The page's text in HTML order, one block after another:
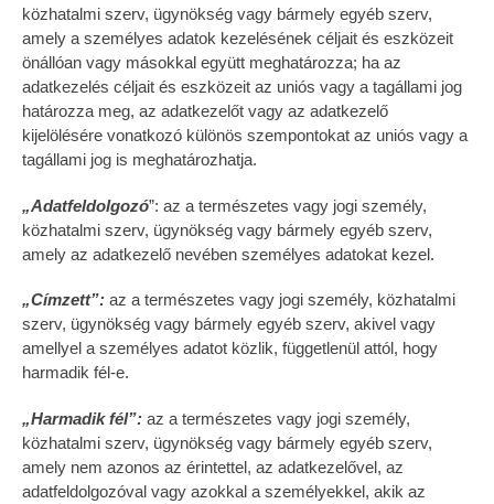
közhatalmi szerv, ügynökség vagy bármely egyéb szerv,
amely a személyes adatok kezelésének céljait és eszközeit
önállóan vagy másokkal együtt meghatározza; ha az
adatkezelés céljait és eszközeit az uniós vagy a tagállami jog
határozza meg, az adatkezelőt vagy az adatkezelő
kijelölésére vonatkozó különös szempontokat az uniós vagy a
tagállami jog is meghatározhatja.
„Adatfeldolgozó”: az a természetes vagy jogi személy,
közhatalmi szerv, ügynökség vagy bármely egyéb szerv,
amely az adatkezelő nevében személyes adatokat kezel.
„Címzett”: az a természetes vagy jogi személy, közhatalmi
szerv, ügynökség vagy bármely egyéb szerv, akivel vagy
amellyel a személyes adatot közlik, függetlenül attól, hogy
harmadik fél-e.
„Harmadik fél”: az a természetes vagy jogi személy,
közhatalmi szerv, ügynökség vagy bármely egyéb szerv,
amely nem azonos az érintettel, az adatkezelővel, az
adatfeldolgozóval vagy azokkal a személyekkel, akik az